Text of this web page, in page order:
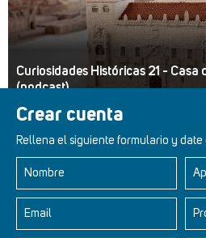
Crear cuenta
Rellena el siguiente formulario y
Nombre
Email
Curiosidades Históricas 21 -
(podcast)
Retablos